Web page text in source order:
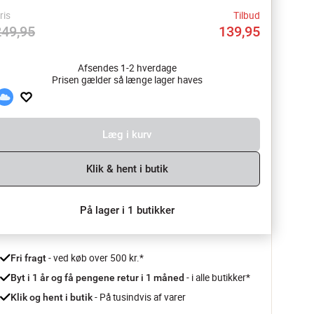
Tilbud
139,95
Afsendes 1-2 hverdage
Prisen gælder så længe lager haves
Læg i kurv
Klik & hent i butik
På lager i 1 butikker
Fri fragt - ved køb over 500 kr.*
Byt i 1 år og få pengene retur i 1 måned - i alle butikker*
Klik og hent i butik - På tusindvis af varer